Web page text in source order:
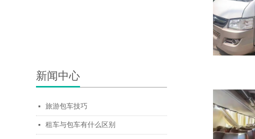
新闻中心
넷 旅游包车技巧
넷 租车与包车有什么区别